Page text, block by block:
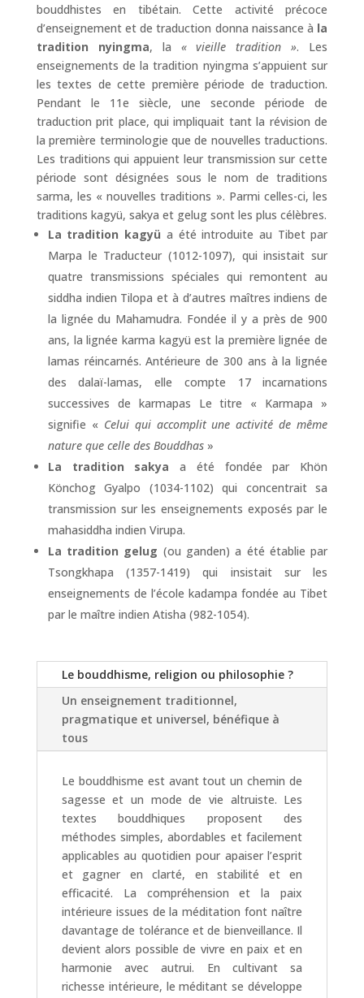
bouddhistes en tibétain. Cette activité précoce
d’enseignement et de traduction donna naissance à la
tradition nyingma, la « vieille tradition ». Les
enseignements de la tradition nyingma s’appuient sur
les textes de cette première période de traduction.
Pendant le 11e siècle, une seconde période de
traduction prit place, qui impliquait tant la révision de
la première terminologie que de nouvelles traductions.
Les traditions qui appuient leur transmission sur cette
période sont désignées sous le nom de traditions
sarma, les « nouvelles traditions ». Parmi celles-ci, les
traditions kagyü, sakya et gelug sont les plus célèbres.
La tradition kagyü a été introduite au Tibet par
Marpa le Traducteur (1012-1097), qui insistait sur
quatre transmissions spéciales qui remontent au
siddha indien Tilopa et à d’autres maîtres indiens de
la lignée du Mahamudra. Fondée il y a près de 900
ans, la lignée karma kagyü est la première lignée de
lamas réincarnés. Antérieure de 300 ans à la lignée
des dalaï-lamas, elle compte 17 incarnations
successives de karmapas Le titre « Karmapa »
signifie « Celui qui accomplit une activité de même
nature que celle des Bouddhas»
La tradition sakya a été fondée par Khön
Könchog Gyalpo (1034-1102) qui concentrait sa
transmission sur les enseignements exposés par le
mahasiddha indien Virupa.
La tradition gelug (ou ganden) a été établie par
Tsongkhapa (1357-1419) qui insistait sur les
enseignements de l’école kadampa fondée au Tibet
par le maître indien Atisha (982-1054).
Le bouddhisme, religion ou philosophie ?
Un enseignement traditionnel,
pragmatique et universel, bénéfique à
tous
Le bouddhisme est avant tout un chemin de
sagesse et un mode de vie altruiste. Les
textes bouddhiques proposent des
méthodes simples, abordables et facilement
applicables au quotidien pour apaiser l’esprit
et gagner en clarté, en stabilité et en
efficacité. La compréhension et la paix
intérieure issues de la méditation font naître
davantage de tolérance et de bienveillance. Il
devient alors possible de vivre en paix et en
harmonie avec autrui. En cultivant sa
richesse intérieure, le méditant se développe